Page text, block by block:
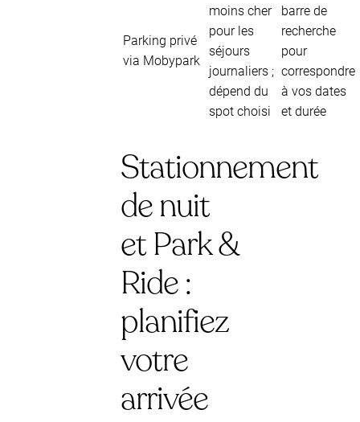
Parking privé
via Mobypark
moins cher
pour les
séjours
journaliers ;
dépend du
spot choisi
barre de
recherche
pour
correspondre
à vos dates
et durée
Stationnement
de nuit
et Park &
Ride :
planifiez
votre
arrivée